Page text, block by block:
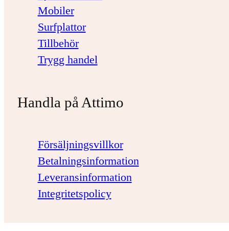
Mobiler
Surfplattor
Tillbehör
Trygg handel
Handla på Attimo
Försäljningsvillkor
Betalningsinformation
Leveransinformation
Integritetspolicy